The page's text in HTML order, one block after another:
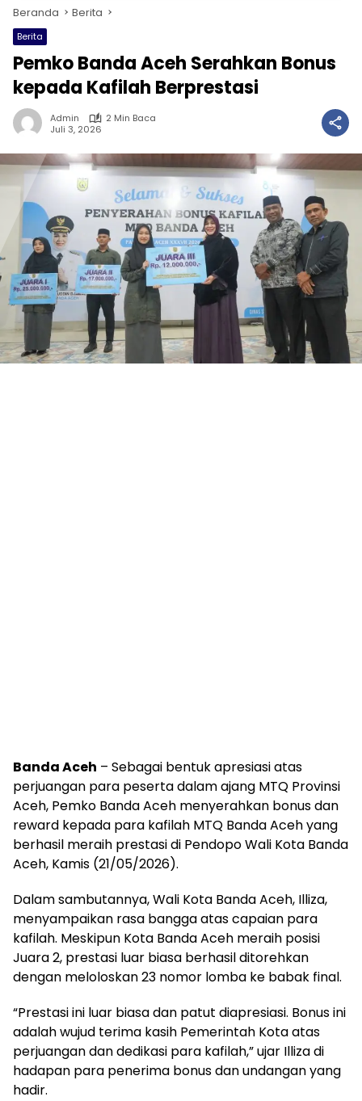
Beranda Berita
Berita
Pemko Banda Aceh Serahkan Bonus
kepada Kafilah Berprestasi
Admin
2 Min Baca
Juli 3, 2026
Banda Aceh – Sebagai bentuk apresiasi atas
perjuangan para peserta dalam ajang MTQ Provinsi
Aceh, Pemko Banda Aceh menyerahkan bonus dan
reward kepada para kafilah MTQ Banda Aceh yang
berhasil meraih prestasi di Pendopo Wali Kota Banda
Aceh, Kamis (21/05/2026).
Dalam sambutannya, Wali Kota Banda Aceh, Illiza,
menyampaikan rasa bangga atas capaian para
kafilah. Meskipun Kota Banda Aceh meraih posisi
Juara 2, prestasi luar biasa berhasil ditorehkan
dengan meloloskan 23 nomor lomba ke babak final.
“Prestasi ini luar biasa dan patut diapresiasi. Bonus ini
adalah wujud terima kasih Pemerintah Kota atas
perjuangan dan dedikasi para kafilah,” ujar Illiza di
hadapan para penerima bonus dan undangan yang
hadir.